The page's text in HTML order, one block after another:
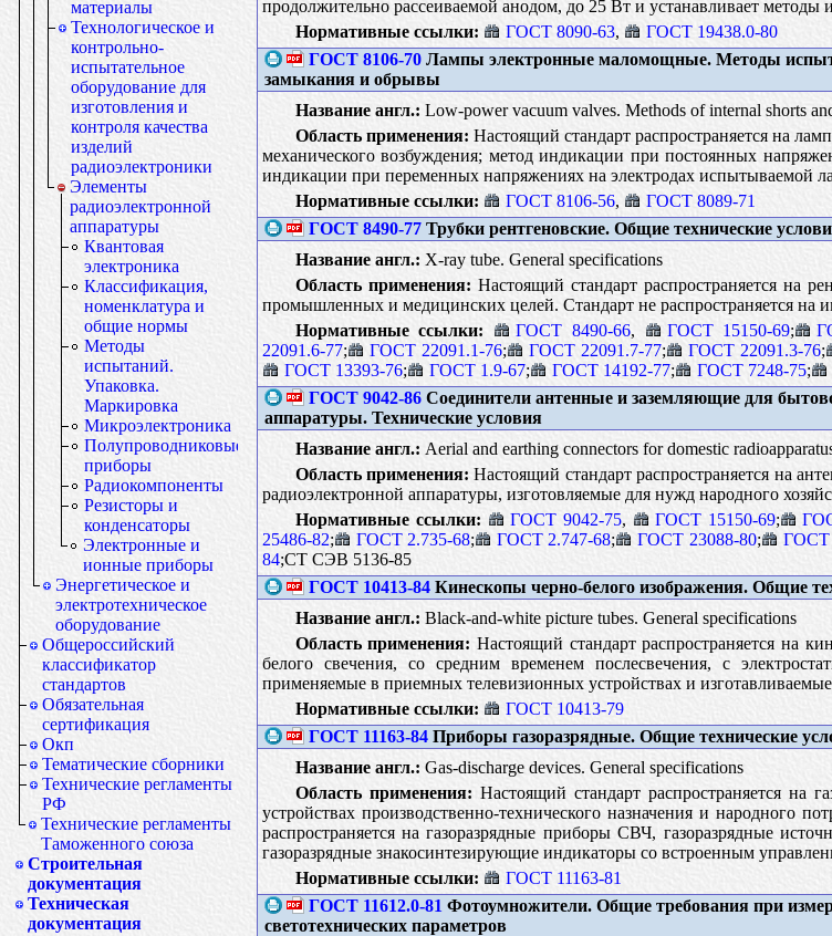
материалы
Технологическое и
контрольно-
испытательное
оборудование для
изготовления и
контроля качества
изделий
радиоэлектроники
Элементы
радиоэлектронной
аппаратуры
Квантовая
электроника
Классификация,
номенклатура и
общие нормы
Методы
испытаний.
Упаковка.
Маркировка
Микроэлектроника
Полупроводниковые
приборы
Радиокомпоненты
Резисторы и
конденсаторы
Электронные и
ионные приборы
Энергетическое и
электротехническое
оборудование
Общероссийский
классификатор
стандартов
Обязательная
сертификация
Окп
Тематические сборники
Технические регламенты
РФ
Технические регламенты
Таможенного союза
Строительная
документация
Техническая
документация
продолжительно рассеиваемой анодом, до 25 Вт и устанавливает методы
Нормативные ссылки:
ГОСТ 8090-63,
ГОСТ 19438.0-80
ГОСТ 8106-70Лампы электронные маломощные. Методы
замыкания и обрывы
Название англ.: Low-power vacuum valves. Methods of internal shorts
Область применения: Настоящий стандарт распространяется на
механического возбуждения; метод индикации при постоянных
индикации при переменных напряжениях на электродах испытываемой
Нормативные ссылки:
ГОСТ 8106-56,
ГОСТ 8089-71
ГОСТ 8490-77Трубки рентгеновские. Общие технические
Название англ.: X-ray tube. General specifications
Область применения: Настоящий стандарт распространяется на
промышленных и медицинских целей. Стандарт не распространяется на
Нормативные ссылки:
ГОСТ 8490-66, ГОСТ 15150-69;
22091.6-77; ГОСТ 22091.1-76; ГОСТ 22091.7-77; ГОСТ 22091.3-76;
ГОСТ 13393-76; ГОСТ 1.9-67; ГОСТ 14192-77; ГОСТ 7248-75;
ГОСТ 9042-86Соединители антенные и заземляющие для
аппаратуры. Технические условия
Название англ.: Aerial and earthing connectors for domestic
Область применения: Настоящий стандарт распространяется на
радиоэлектронной аппаратуры, изготовляемые для нужд народного
Нормативные ссылки:
ГОСТ 9042-75, ГОСТ 15150-69;
25486-82; ГОСТ 2.735-68; ГОСТ 2.747-68; ГОСТ 23088-80; ГОСТ
84;CT CЭB 5136-85
ГОСТ 10413-84Кинескопы черно-белого изображения. Общие
Название англ.: Black-and-white picture tubes. General specifications
Область применения: Настоящий стандарт распространяется на
белого свечения, со средним временем послесвечения, с
применяемые в приемных телевизионных устройствах и
Нормативные ссылки:
ГОСТ 10413-79
ГОСТ 11163-84Приборы газоразрядные. Общие технические
Название англ.: Gas-discharge devices. General specifications
Область применения: Настоящий стандарт распространяется на
устройствах производственно-технического назначения и народного
распространяется на газоразрядные приборы СВЧ, газоразрядные
газоразрядные знакосинтезирующие индикаторы со встроенным
Нормативные ссылки:
ГОСТ 11163-81
ГОСТ 11612.0-81 Фотоумножители. Общие требования при
светотехнических параметров